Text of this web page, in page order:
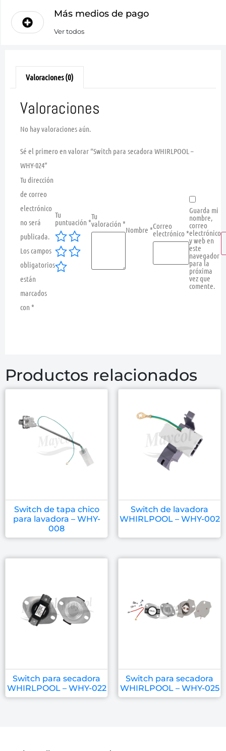
Más medios de pago
Ver todos
Valoraciones (0)
Valoraciones
No hay valoraciones aún.
Sé el primero en valorar “Switch para secadora WHIRLPOOL –
WHY-024”
Tu dirección
de correo
electrónico
no será
publicada.
Los campos
obligatorios
están
marcados
con *
Tu
puntuación *
Tu
valoración *
Nombre *Correo
electrónico *
Guarda mi
nombre,
correo
electrónico
y web en
este
navegador
para la
próxima
vez que
comente.
Productos relacionados
Switch de tapa chico
para lavadora – WHY-
008
Switch de lavadora
WHIRLPOOL – WHY-002
Switch para secadora
WHIRLPOOL – WHY-022
Switch para secadora
WHIRLPOOL – WHY-025